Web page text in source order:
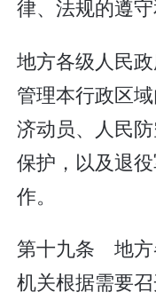
律、法规的遵守
地方各级人民
管理本行政区
济动员、人民
保护，以及退
作。
第十九条 地方
机关根据需要